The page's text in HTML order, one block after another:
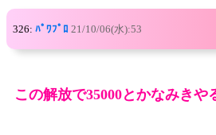
326: ﾊﾟﾜﾌﾟﾛ 21/10/06(水):53
この解放で35000とかなみきや